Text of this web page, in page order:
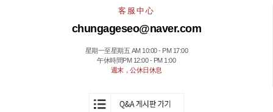
客服中心
chungageseo@naver.com
星期一至星期五 AM 10:00 - PM 17:00
午休時間PM 12:00 - PM 1:00
週末，公休日休息